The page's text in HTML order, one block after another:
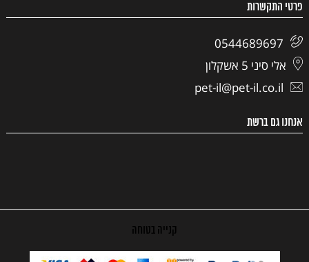
פרטי התקשרות
0544689697
אלי סיני 5 אשקלון
pet-il@pet-il.co.il
אנחנו גם ברשת
קנייה בטוחה